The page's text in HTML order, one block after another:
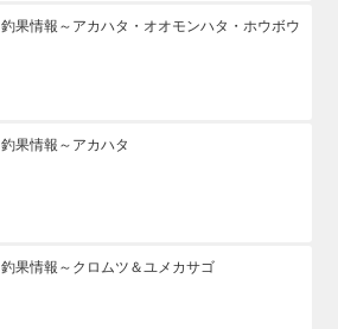
釣果情報～アカハタ・オオモンハタ・ホウボウ
釣果情報～アカハタ
釣果情報～クロムツ＆ユメカサゴ